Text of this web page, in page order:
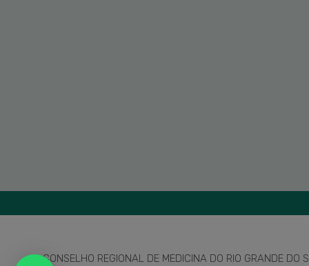
CONSELHO REGIONAL DE MEDICINA DO RIO GRANDE